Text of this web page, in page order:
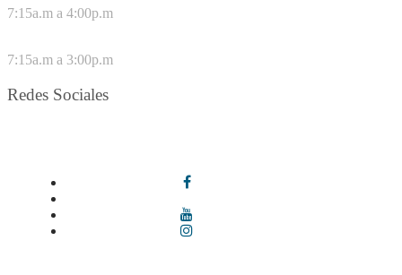
7:15a.m a 4:00p.m
7:15a.m a 3:00p.m
Redes Sociales